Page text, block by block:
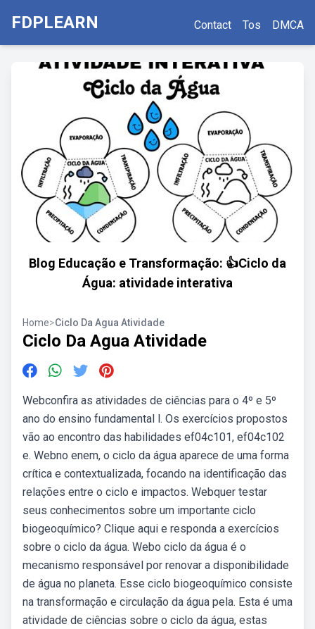
FDPLEARN Contact Tos DMCA
Blog Educação e Transformação: 👍Ciclo da
Água: atividade interativa
Home>Ciclo Da Agua Atividade
Ciclo Da Agua Atividade
Webconfira as atividades de ciências para o 4º e 5º
ano do ensino fundamental l. Os exercícios propostos
vão ao encontro das habilidades ef04c101, ef04c102
e. Webno enem, o ciclo da água aparece de uma forma
crítica e contextualizada, focando na identificação das
relações entre o ciclo e impactos. Webquer testar
seus conhecimentos sobre um importante ciclo
biogeoquímico? Clique aqui e responda a exercícios
sobre o ciclo da água. Webo ciclo da água é o
mecanismo responsável por renovar a disponibilidade
de água no planeta. Esse ciclo biogeoquímico consiste
na transformação e circulação da água pela. Esta é uma
atividade de ciências sobre o ciclo da água, estas